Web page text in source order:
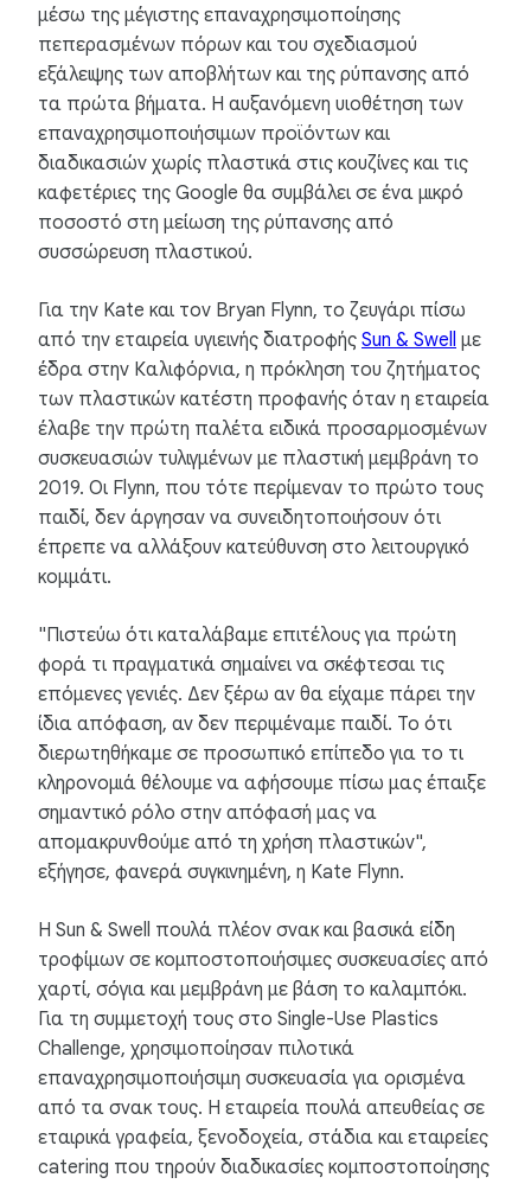
μέσω της μέγιστης επαναχρησιμοποίησης
πεπερασμένων πόρων και του σχεδιασμού
εξάλειψης των αποβλήτων και της ρύπανσης από
τα πρώτα βήματα. Η αυξανόμενη υιοθέτηση των
επαναχρησιμοποιήσιμων προϊόντων και
διαδικασιών χωρίς πλαστικά στις κουζίνες και τις
καφετέριες της Google θα συμβάλει σε ένα μικρό
ποσοστό στη μείωση της ρύπανσης από
συσσώρευση πλαστικού.
Για την Kate και τον Bryan Flynn, το ζευγάρι πίσω
από την εταιρεία υγιεινής διατροφής Sun & Swell με
έδρα στην Καλιφόρνια, η πρόκληση του ζητήματος
των πλαστικών κατέστη προφανής όταν η εταιρεία
έλαβε την πρώτη παλέτα ειδικά προσαρμοσμένων
συσκευασιών τυλιγμένων με πλαστική μεμβράνη το
2019. Οι Flynn, που τότε περίμεναν το πρώτο τους
παιδί, δεν άργησαν να συνειδητοποιήσουν ότι
έπρεπε να αλλάξουν κατεύθυνση στο λειτουργικό
κομμάτι.
"Πιστεύω ότι καταλάβαμε επιτέλους για πρώτη
φορά τι πραγματικά σημαίνει να σκέφτεσαι τις
επόμενες γενιές. Δεν ξέρω αν θα είχαμε πάρει την
ίδια απόφαση, αν δεν περιμέναμε παιδί. Το ότι
διερωτηθήκαμε σε προσωπικό επίπεδο για το τι
κληρονομιά θέλουμε να αφήσουμε πίσω μας έπαιξε
σημαντικό ρόλο στην απόφασή μας να
απομακρυνθούμε από τη χρήση πλαστικών",
εξήγησε, φανερά συγκινημένη, η Kate Flynn.
Η Sun & Swell πουλά πλέον σνακ και βασικά είδη
τροφίμων σε κομποστοποιήσιμες συσκευασίες από
χαρτί, σόγια και μεμβράνη με βάση το καλαμπόκι.
Για τη συμμετοχή τους στο Single-Use Plastics
Challenge, χρησιμοποίησαν πιλοτικά
επαναχρησιμοποιήσιμη συσκευασία για ορισμένα
από τα σνακ τους. Η εταιρεία πουλά απευθείας σε
εταιρικά γραφεία, ξενοδοχεία, στάδια και εταιρείες
catering που τηρούν διαδικασίες κομποστοποίησης